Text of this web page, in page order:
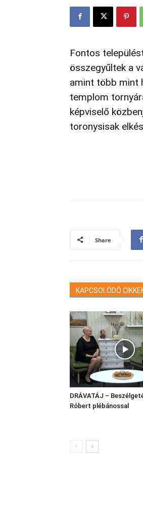
Fontos
összegyűltek a
amint több mint
templom
képviselő
toronysisak
Share
KAPCSOLÓDÓ
DRÁVATÁJ –
Róbert plébánossal